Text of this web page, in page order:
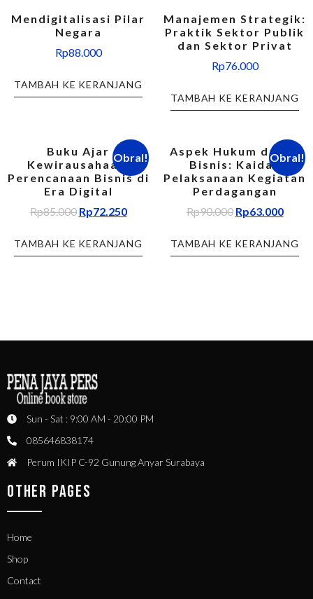
Mendigitalisasi Pilar
Negara
Rp88.000
TAMBAH KE KERANJANG
Manajemen Strategik:
Praktik Sektor Publik
dan Sektor Privat
Rp76.000
TAMBAH KE KERANJANG
Obral!
Buku Ajar
Kewirausahaan:
Perencanaan Bisnis di
Era Digital
Rp85.000 Rp72.250
TAMBAH KE KERANJANG
Obral!
Aspek Hukum dalam
Bisnis: Kaidah
Pelaksanaan Kegiatan
Perdagangan
Rp90.000 Rp63.000
TAMBAH KE KERANJANG
Sun - Sat : 9:00 AM - 20:00 PM
085646838174
Perum IKIP C-92 Gunung Anyar Surabaya
OTHER PAGES
Home
Shop
Contact